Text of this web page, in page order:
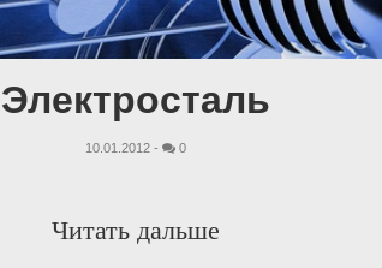
Электросталь
10.01.2012 - 0
Читать дальше